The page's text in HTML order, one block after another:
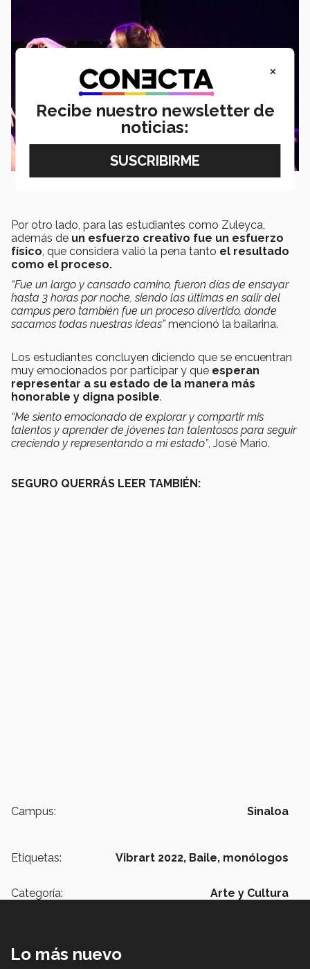
Por otro lado, para las estudiantes como Zuleyca,
además de un esfuerzo creativo fue un esfuerzo
físico, que considera valió la pena tanto el resultado
como el proceso.
“Fue un largo y cansado camino, fueron días de ensayar
hasta 3 horas por noche, siendo las últimas en salir del
campus pero también fue un proceso divertido, donde
sacamos todas nuestras ideas”mencionó la bailarina.
Los estudiantes concluyen diciendo que se encuentran
muy emocionados por participar y que esperan
representar a su estado de la manera más
honorable y digna posible.
“Me siento emocionado de explorar y compartir mis
talentos y aprender de jóvenes tan talentosos para seguir
creciendo y representando a mi estado”, José Mario.
SEGURO QUERRÁS LEER TAMBIÉN:
Campus: Sinaloa
Etiquetas: Vibrart 2022, Baile, monólogos
Categoría: Arte y Cultura
Lo más nuevo
×
Recibe nuestro newsletter de
noticias: